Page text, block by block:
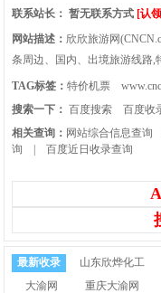
联系站长： 暂无联系方式 [认
网站描述： 欣欣旅游网
条周边、国内、出境旅游线路,
TAG标签：特价机票
搜索一下： 百度搜索 百度收
相关查询： 网站综合信息查询
询
|百度近日收录查询
最新收录 山东欣烨化工
大渝网
重庆大渝网